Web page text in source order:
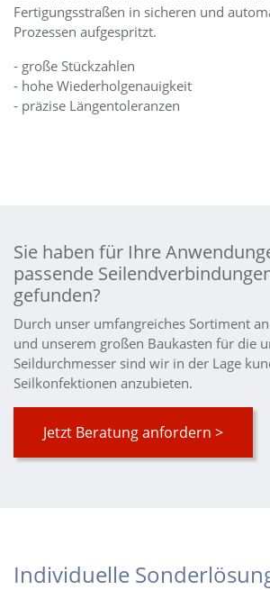
Fertigungsstraßen in sicheren und
Prozessen aufgespritzt.
- große Stückzahlen
- hohe Wiederholgenauigkeit
- präzise Längentoleranzen
Sie haben für Ihre
passende
gefunden?
Durch unser umfangreiches Sortiment
und unserem großen Baukasten für die
Seildurchmesser sind wir in der Lage
Seilkonfektionen anzubieten.
Jetzt Beratung anfordern >
Individuelle